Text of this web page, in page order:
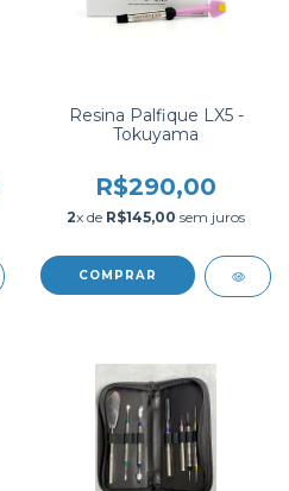
Resina Palfique LX5 -
Tokuyama
R$290,00
2x de R$145,00 sem juros
COMPRAR